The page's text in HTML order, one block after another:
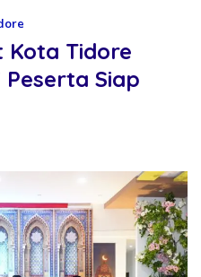
Kota Tidore
Peserta Siap